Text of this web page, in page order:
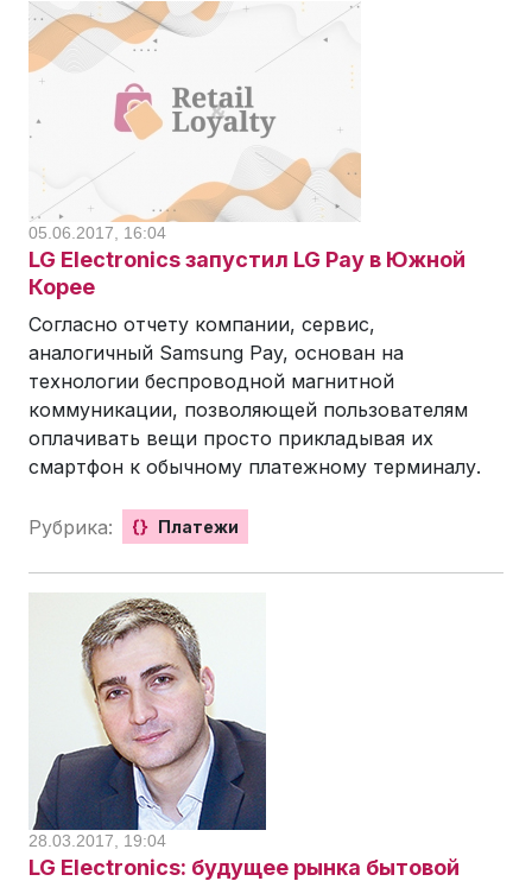
05.06.2017, 16:04
LG Electronics запустил LG Pay в Южной
Корее
Согласно отчету компании, сервис,
аналогичный Samsung Pay, основан на
технологии беспроводной магнитной
коммуникации, позволяющей пользователям
оплачивать вещи просто прикладывая их
смартфон к обычному платежному терминалу.
Рубрика: {} Платежи
28.03.2017, 19:04
LG Electronics: будущее рынка бытовой